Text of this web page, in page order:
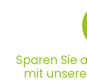
Sparen Sie
mit